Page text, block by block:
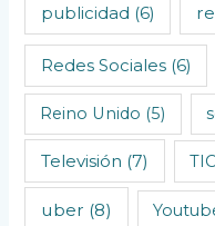
publicidad (6)
Redes Sociales(6)
Reino Unido (5)
Televisión (7) TIC
uber (8)